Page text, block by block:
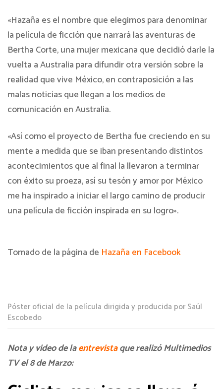
«Hazaña es el nombre que elegimos para denominar
la película de ficción que narrará las aventuras de
Bertha Corte, una mujer mexicana que decidió darle la
vuelta a Australia para difundir otra versión sobre la
realidad que vive México, en contraposición a las
malas noticias que llegan a los medios de
comunicación en Australia.
«Así como el proyecto de Bertha fue creciendo en su
mente a medida que se iban presentando distintos
acontecimientos que al final la llevaron a terminar
con éxito su proeza, así su tesón y amor por México
me ha inspirado a iniciar el largo camino de producir
una película de ficción inspirada en su logro».
Tomado de la página de Hazaña en Facebook
Póster oficial de la película dirigida y producida por Saúl
Escobedo
Nota y video de laentrevistaque realizó Multimedios
TV el 8 de Marzo: